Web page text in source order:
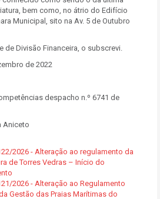
bem como, no átrio do Edifício
Municipal, sito na Av. 5 de Outubro
de Divisão Financeira, o subscrevi.
de 2022
despacho n.º 6741 de
Aniceto
2026 - Alteração ao regulamento da
de Torres Vedras – Início do
2026 - Alteração ao Regulamento
Gestão das Praias Marítimas do